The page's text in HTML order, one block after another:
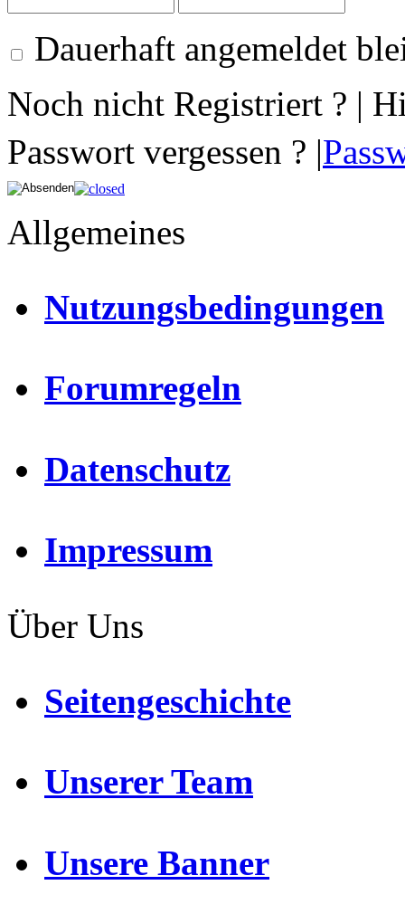
Dauerhaft angemeldet
Noch nicht Registriert ? |
Passwort vergessen ? |
Allgemeines
Nutzungsbedingungen
Forumregeln
Datenschutz
Impressum
Über Uns
Seitengeschichte
Unserer Team
Unsere Banner